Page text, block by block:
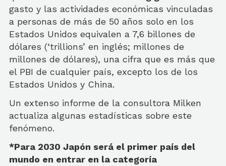
gasto y las actividades económicas vinculadas
a personas de más de 50 años solo en los
Estados Unidos equivalen a 7,6 billones de
dólares (‘trillions’ en inglés; millones de
millones de dólares), una cifra que es más que
el PBI de cualquier país, excepto los de los
Estados Unidos y China.
Un extenso informe de la consultora Milken
actualiza algunas estadísticas sobre este
fenómeno.
*Para 2030 Japón será el primer país del
mundo en entrar en la categoría